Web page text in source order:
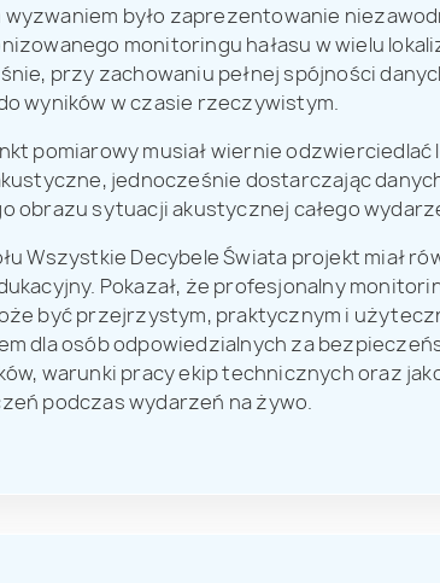
wyzwaniem było zaprezentowanie
monitoringu hałasu w wielu
przy zachowaniu pełnej spójności
wyników w czasie rzeczywistym.
pomiarowy musiał wiernie odzwierciedlać
jednocześnie dostarczając
obrazu sytuacji akustycznej całego
Wszystkie Decybele Świata projekt miał
Pokazał, że profesjonalny
być przejrzystym, praktycznym i
dla osób odpowiedzialnych za
warunki pracy ekip technicznych oraz
podczas wydarzeń na żywo.